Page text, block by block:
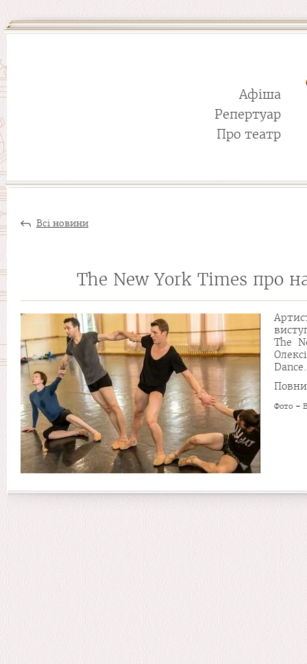
Афіша
Репертуар
Про театр
Всі новини
The New York Times про
The
Dance.
Фото -